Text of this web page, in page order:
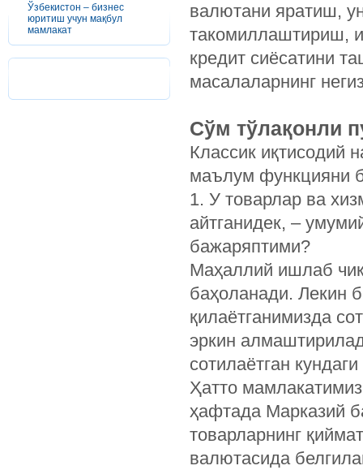
Ўзбекистон – бизнес
юритиш учун мақбул
мамлакат
валютани яратиш,
такомиллаштириш,
кредит сиёсатини
масалаларнинг
Сўм тўлақонли
Классик иқтисодий
маълум функцияни
1. У товарлар ва
айтганидек, –
бажаряптими?
Маҳаллий ишлаб
баҳоланади. Лекин
қилаётганимизда
эркин
сотилаётган
Ҳатто
ҳафтада Марказий
товарларнинг
валютасида